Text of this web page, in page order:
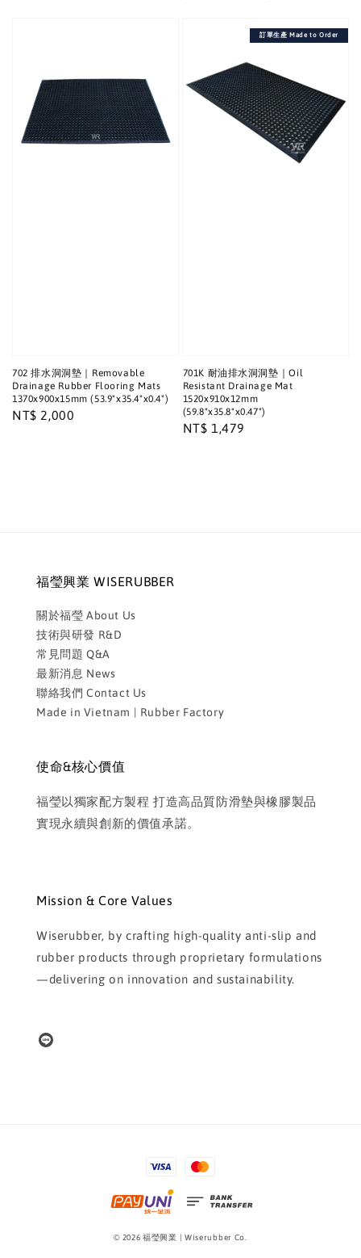
702 排水洞洞墊｜Removable
Drainage Rubber Flooring Mats
1370x900x15mm (53.9"x35.4"x0.4")
Regular
NT$ 2,000
訂單生產 Made to Order
701K 耐油排水洞洞墊｜Oil
Resistant Drainage Mat
1520x910x12mm
(59.8"x35.8"x0.47")
Regular
NT$ 1,479
福瑩興業 WISERUBBER
關於福瑩 About Us
技術與研發 R&D
常見問題 Q&A
最新消息 News
聯絡我們 Contact Us
Made in Vietnam | Rubber Factory
使命&核心價值
福瑩以獨家配方製程 打造高品質防滑墊與橡膠製品
實現永續與創新的價值承諾。
Mission & Core Values
Wiserubber, by crafting high-quality anti-slip and
rubber products through proprietary formulations
—delivering on innovation and sustainability.
© 2026 福瑩興業 | Wiserubber Co.